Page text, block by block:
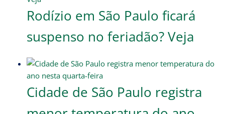
Rodízio em São Paulo ficará
suspenso no feriadão? Veja
Cidade de São Paulo registra